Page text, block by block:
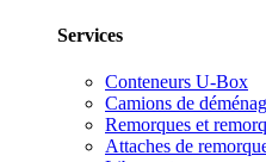
Services
Conteneurs U-Box
Camions de
Remorques et
Attaches de